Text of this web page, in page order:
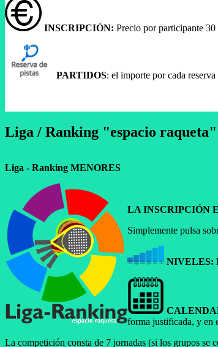
INSCRIPCIÓN: Precio por participante
PARTIDOS: el importe por cada
Liga / Ranking "espacio
Liga - Ranking MENORES
LA INSCRIPCIÓN
Simplemente pulsa
NIVELES:
forma justificada, y en
La competición consta de 7 jornadas (si los grupos se